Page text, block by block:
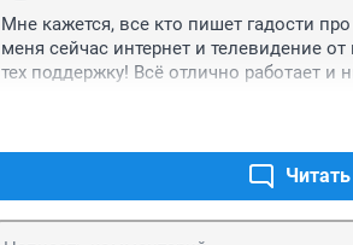
Мне кажется, все кто пишет гадости
меня сейчас интернет и телевидение
тех поддержку! Всё отлично работает